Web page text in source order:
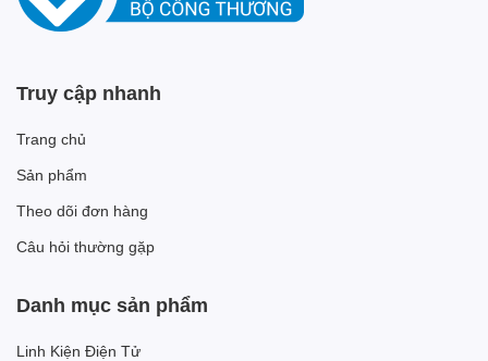
Truy cập nhanh
Trang chủ
Sản phẩm
Theo dõi đơn hàng
Câu hỏi thường gặp
Danh mục sản phẩm
Linh Kiện Điện Tử